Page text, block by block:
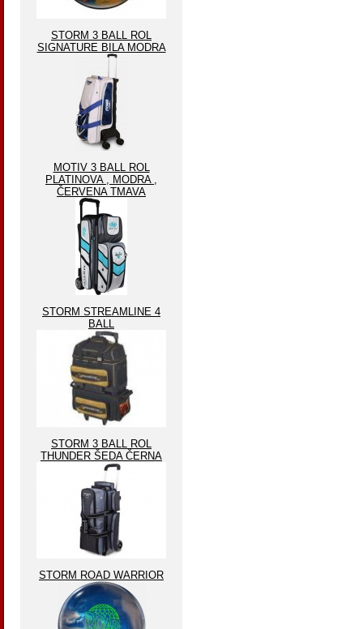
STORM 3 BALL ROL
SIGNATURE BILA MODRA
MOTIV 3 BALL ROL
PLATINOVA , MODRA ,
ČERVENA TMAVA
STORM STREAMLINE 4
BALL
STORM 3 BALL ROL
THUNDER ŠEDA ČERNA
STORM ROAD WARRIOR